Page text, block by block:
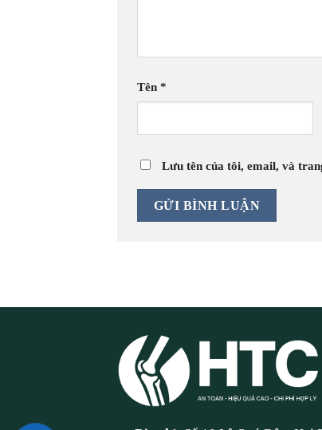
Tên *
Lưu tên của tôi, email, và